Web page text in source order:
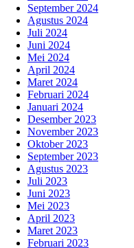
September 2024
Agustus 2024
Juli 2024
Juni 2024
Mei 2024
April 2024
Maret 2024
Februari 2024
Januari 2024
Desember 2023
November 2023
Oktober 2023
September 2023
Agustus 2023
Juli 2023
Juni 2023
Mei 2023
April 2023
Maret 2023
Februari 2023